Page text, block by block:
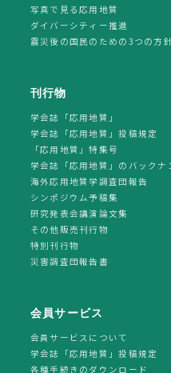
写真で見る応用地質
ダイバーシティー推進
震災後の国民のための3つの方
刊行物
学会誌「応用地質」
学会誌「応用地質」投稿規定
「応用地質」特集号
学会誌「応用地質」のバックナ
海外応用地質学調査団報告
シンポジウム予稿集
研究発表会講演論文集
その他販売刊行物
特別刊行物
災害調査団報告書
会員サービス
会員サービスについて
学会誌「応用地質」投稿規定
各種手続きのダウンロード